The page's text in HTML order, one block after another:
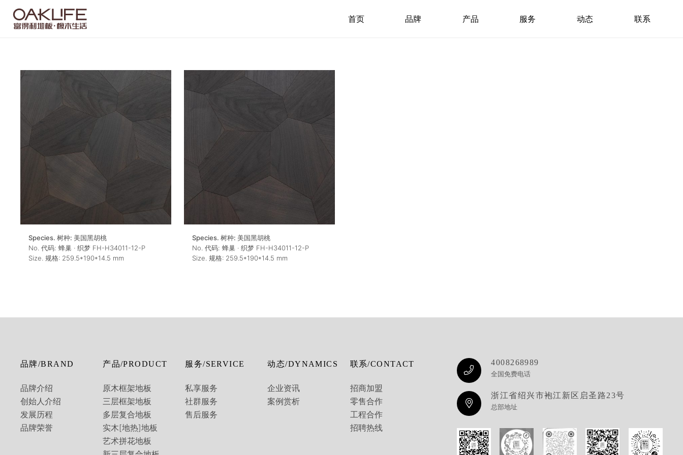
首页 品牌 产品 服务 动态 联系
Species. 树种: 美国黑胡桃
No. 代码: 蜂巢 · 织梦 FH-H34011-12-P
Size. 规格: 259.5*190*14.5 mm
Species. 树种: 美国黑胡桃
No. 代码: 蜂巢 · 织梦 FH-H34011-12-P
Size. 规格: 259.5*190*14.5 mm
品牌/BRAND
品牌介绍
创始人介绍
发展历程
品牌荣誉
产品/PRODUCT
原木框架地板
三层框架地板
多层复合地板
实木[地热]地板
艺术拼花地板
服务/SERVICE
私享服务
社群服务
售后服务
动态/DYNAMICS
企业资讯
案例赏析
联系/CONTACT
招商加盟
零售合作
工程合作
招聘热线
4008268989
全国免费电话
浙江省绍兴市袍江新区启圣路23号
总部地址